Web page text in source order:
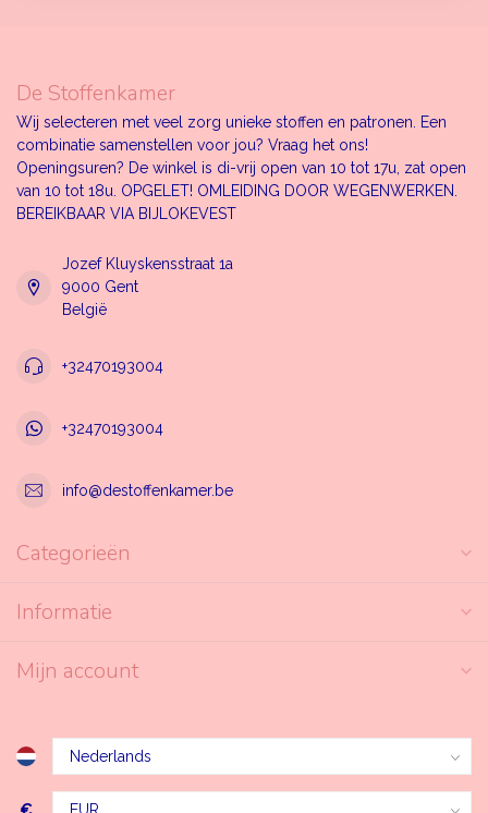
De Stoffenkamer
Wij selecteren met veel zorg unieke stoffen en patronen. Een
combinatie samenstellen voor jou? Vraag het ons!
Openingsuren? De winkel is di-vrij open van 10 tot 17u, zat open
van 10 tot 18u. OPGELET! OMLEIDING DOOR WEGENWERKEN.
BEREIKBAAR VIA BIJLOKEVEST
Jozef Kluyskensstraat 1a
9000 Gent
België
+32470193004
+32470193004
info@destoffenkamer.be
Categorieën
Informatie
Mijn account